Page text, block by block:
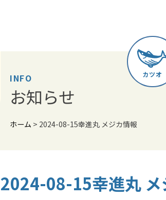
カツオ
INFO
お知らせ
ホーム > 2024-08-15幸進丸 メジカ情報
2024-08-15幸進丸 メ